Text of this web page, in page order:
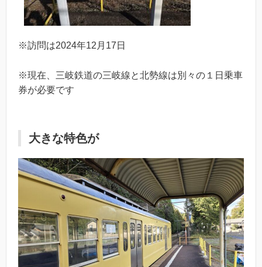
※訪問は2024年12月17日
※現在、三岐鉄道の三岐線と北勢線は別々の１日乗車
券が必要です
大きな特色が